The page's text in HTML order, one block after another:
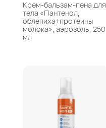
Крем-бальзам-пена для
тела «Пантенол,
облепиха+протеины
молока», аэрозоль, 250
мл